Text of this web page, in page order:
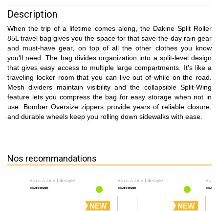
Description
When the trip of a lifetime comes along, the Dakine Split Roller
85L travel bag gives you the space for that save-the-day rain gear
and must-have gear, on top of all the other clothes you know
you'll need. The bag divides organization into a split-level design
that gives easy access to multiple large compartments. It's like a
traveling locker room that you can live out of while on the road.
Mesh dividers maintain visibility and the collapsible Split-Wing
feature lets you compress the bag for easy storage when not in
use. Bomber Oversize zippers provide years of reliable closure,
and durable wheels keep you rolling down sidewalks with ease.
Nos recommandations
Sacs à Dos Lifestyle
NEW
Sacs à Dos Lifestyle
NEW
Sacs